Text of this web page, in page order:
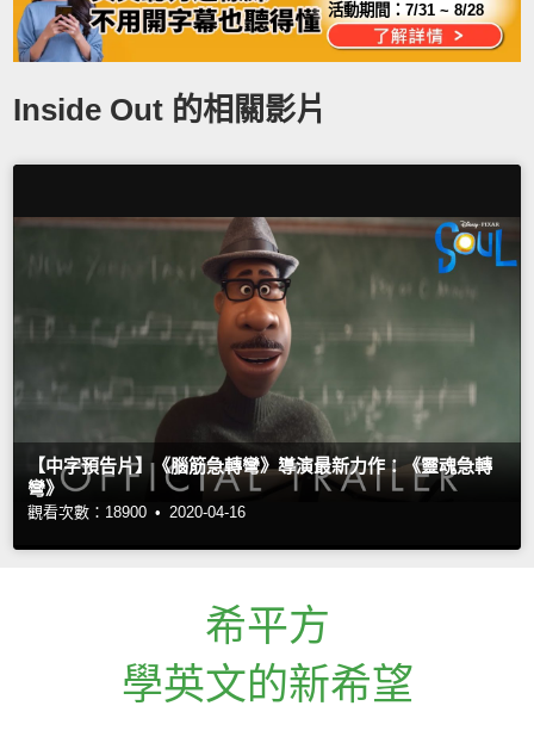
活動期間：7/31 ~ 8/28
Inside Out 的相關影片
【中字預告片】《腦筋急轉彎》導演最新力作：《靈魂急轉
彎》
觀看次數：18900 • 2020-04-16
希平方
學英文的新希望